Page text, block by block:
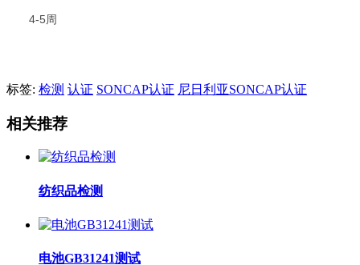
4-5周
标签: 检测 认证 SONCAP认证 尼日利亚SONCAP认证
相关推荐
纺织品检测
电池GB31241测试